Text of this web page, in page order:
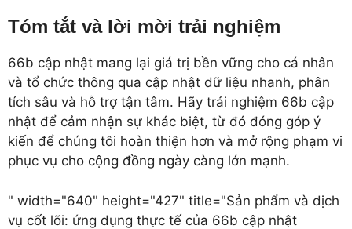
Tóm tắt và lời mời trải nghiệm
66b cập nhật mang lại giá trị bền vững cho cá nhân
và tổ chức thông qua cập nhật dữ liệu nhanh, phân
tích sâu và hỗ trợ tận tâm. Hãy trải nghiệm 66b cập
nhật để cảm nhận sự khác biệt, từ đó đóng góp ý
kiến để chúng tôi hoàn thiện hơn và mở rộng phạm vi
phục vụ cho cộng đồng ngày càng lớn mạnh.
" width="640" height="427" title="Sản phẩm và dịch
vụ cốt lõi: ứng dụng thực tế của 66b cập nhật